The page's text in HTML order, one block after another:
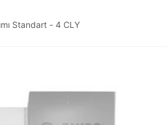
Standart - 4 CLY